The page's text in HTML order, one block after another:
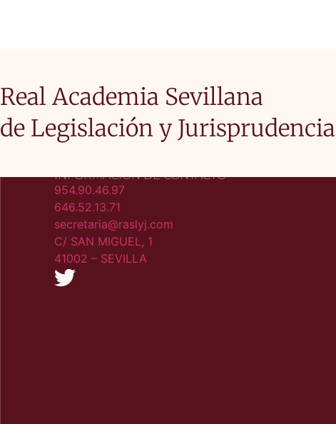
Real Academia Sevillana
de Legislación y Jurisprudencia
INFORMACIÓN DE CONTACTO
954.90.46.97
646.52.13.71
secretaria@raslyj.com
C/ SAN MIGUEL, 1
41002 – SEVILLA​